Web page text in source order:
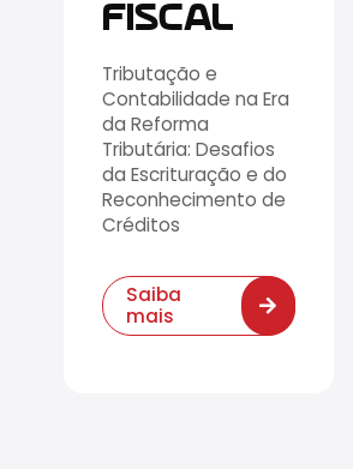
FISCAL
Tributação e
Contabilidade na Era
Tributária: Desafios
da Escrituração e do
Reconhecimento de